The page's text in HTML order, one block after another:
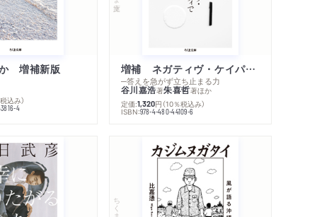
増補新版
込み）
4
増補 ネガティヴ・ケイパビリティで生きる
─答えを急がず立ち止まる力
谷川嘉浩著朱喜哲著ほか
定価:1,320円 （10％税込み）
ISBN:978-4-480-44109-6
ちくま文庫